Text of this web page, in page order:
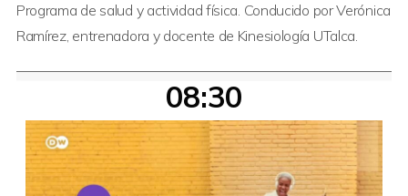
Programa de salud y actividad física. Conducido por Verónica
Ramírez, entrenadora y docente de Kinesiología UTalca.
08:30